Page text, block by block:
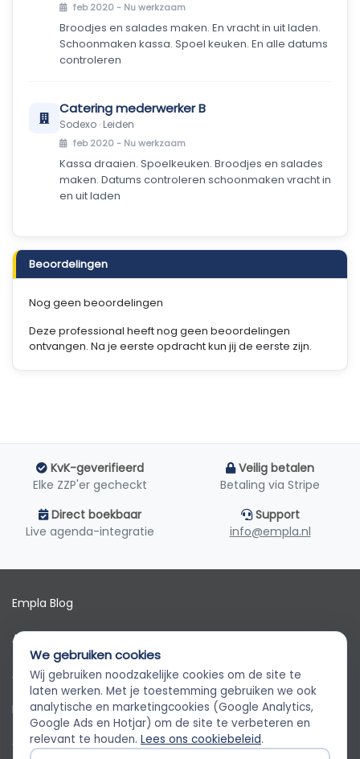
feb 2020 - Nu werkzaam
Broodjes en salades maken. En vracht in uit laden.
Schoonmaken kassa. Spoel keuken. En alle datums
controleren
Catering mederwerker B
Sodexo · Leiden
feb 2020 - Nu werkzaam
Kassa draaien. Spoelkeuken. Broodjes en salades
maken. Datums controleren schoonmaken vracht in
en uit laden
Beoordelingen
Nog geen beoordelingen
Deze professional heeft nog geen beoordelingen
ontvangen. Na je eerste opdracht kun jij de eerste zijn.
KvK-geverifieerd
Elke ZZP'er gecheckt
Veilig betalen
Betaling via Stripe
Direct boekbaar
Live agenda-integratie
Support
info@empla.nl
Empla Blog
Algemene voorwaarden
AVG
Privacybeleid
Cookiebeleid
Empla Assistent
Altijd beschikbaar, stel een vraag
We gebruiken cookies
Wij gebruiken noodzakelijke cookies om de site te
laten werken. Met je toestemming gebruiken we ook
analytische en marketingcookies (Google Analytics,
Google Ads en Hotjar) om de site te verbeteren en
relevant te houden. Lees ons cookiebeleid.